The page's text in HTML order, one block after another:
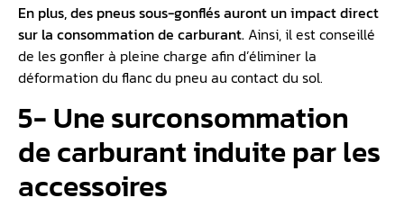
En plus, des pneus sous-gonflés auront un impact direct
sur la consommation de carburant. Ainsi, il est conseillé
de les gonfler à pleine charge afin d’éliminer la
déformation du flanc du pneu au contact du sol.
5- Une surconsommation
de carburant induite par les
accessoires